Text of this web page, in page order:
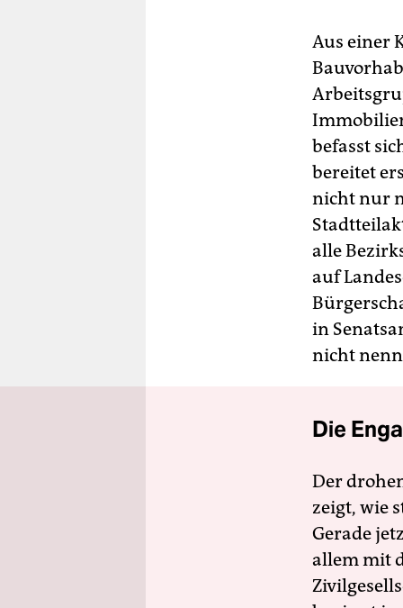
Aus einer
befasst
bereitet
nicht nur
alle
auf
in
nicht
Die
Der
zeigt, wie
Gerade
allem mit